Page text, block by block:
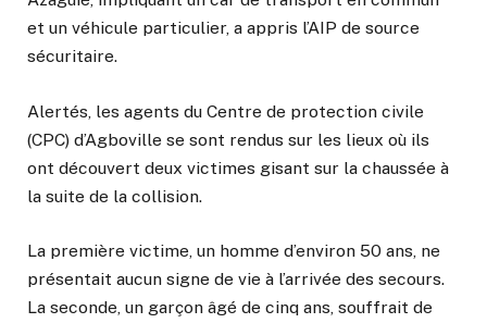
et un véhicule particulier, a appris l’AIP de source
sécuritaire.
Alertés, les agents du Centre de protection civile
(CPC) d’Agboville se sont rendus sur les lieux où ils
ont découvert deux victimes gisant sur la chaussée à
la suite de la collision.
La première victime, un homme d’environ 50 ans, ne
présentait aucun signe de vie à l’arrivée des secours.
La seconde, un garçon âgé de cinq ans, souffrait de